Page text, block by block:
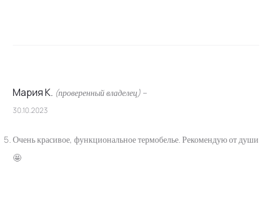
Мария К. (проверенный владелец) –
30.10.2023
Очень красивое, функциональное термобелье. Рекомендую от души
🤩